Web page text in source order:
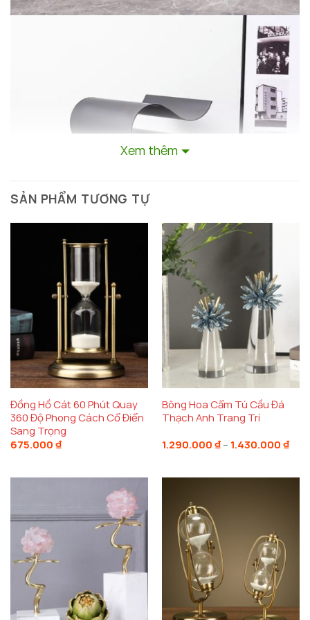
Xem thêm
SẢN PHẨM TƯƠNG TỰ
Đồng Hồ Cát 60 Phút Quay
360 Độ Phong Cách Cổ Điển
Sang Trọng
675.000 ₫
Bông Hoa Cẩm Tú Cầu Đá
Thạch Anh Trang Trí
1.290.000 ₫ – 1.430.000 ₫